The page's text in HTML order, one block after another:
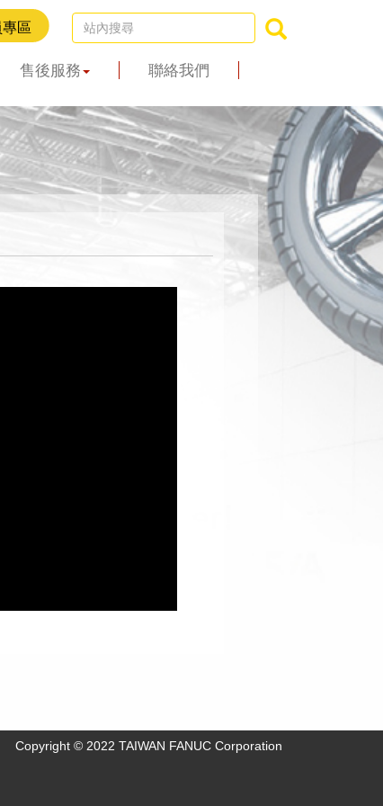
售後服務 聯絡我們
Copyright © 2022 TAIWAN FANUC Corporation